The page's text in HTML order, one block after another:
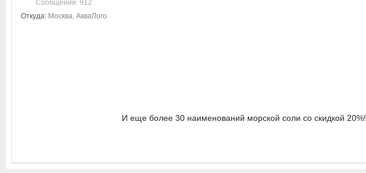
Cообщений: 912
Откуда: Москва, АкваЛого
И еще более 30 наименований морской соли со скидкой 20%!